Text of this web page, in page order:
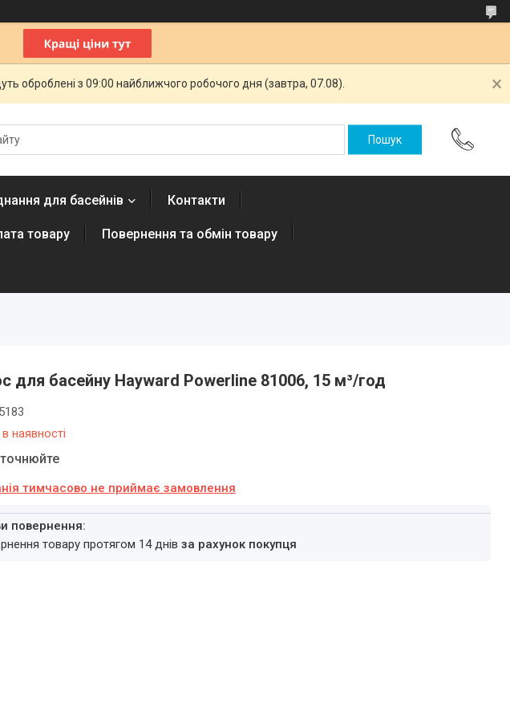
оброблені з 09:00 найближчого робочого дня (завтра, 07.08).
для басейнів Контакти
товару Повернення та обмін товару
для басейну Hayward Powerline 81006, 15 м³/год
наявності
тимчасово не приймає замовлення
товару протягом 14 днів за рахунок покупця